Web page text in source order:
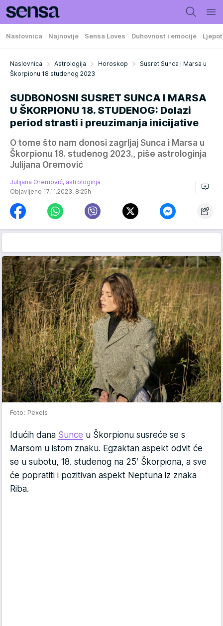
Naslovnica Najnovije Sensa Loves Duhovnost i emocije
Naslovnica Astrologija Horoskop
Susret Sunca i Marsa u
Škorpionu 18 studenog 2023
SUDBONOSNI SUSRET SUNCA I MARSA
U ŠKORPIONU 18. STUDENOG: Dolazi
period strasti i preuzimanja inicijative
O tome što nam donosi zagrljaj Sunca i Marsa u
Škorpionu 18. studenog 2023., piše astrologinja
Julijana Oremović
Julijana Oremović, astrologinja
Objavljeno 17.11.2023. 8:25h
Foto: Pexels
Idućih dana Sunce u Škorpionu susreće se s
Marsom u istom znaku. Egzaktan aspekt odvit će
se u subotu, 18. studenog na 25′ Škorpiona, a sve
će popratiti i pozitivan aspekt Neptuna iz znaka
Riba.